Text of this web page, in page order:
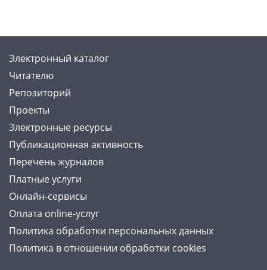
Электронный каталог
Читателю
Репозиторий
Проекты
Электронные ресурсы
Публикационная активность
Перечень журналов
Платные услуги
Онлайн-сервисы
Оплата online-услуг
Политика обработки персональных данных
Политика в отношении обработки cookies